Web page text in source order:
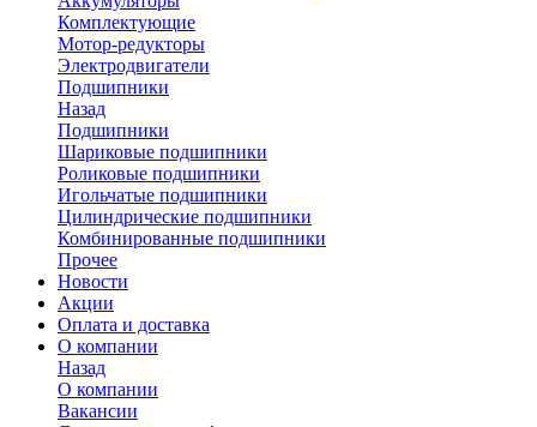
Комплектующие
Мотор-редукторы
Электродвигатели
Подшипники
Назад
Подшипники
Шариковые подшипники
Роликовые подшипники
Игольчатые подшипники
Цилиндрические подшипники
Комбинированные подшипники
Прочее
Новости
Акции
Оплата и доставка
О компании
Назад
О компании
Вакансии